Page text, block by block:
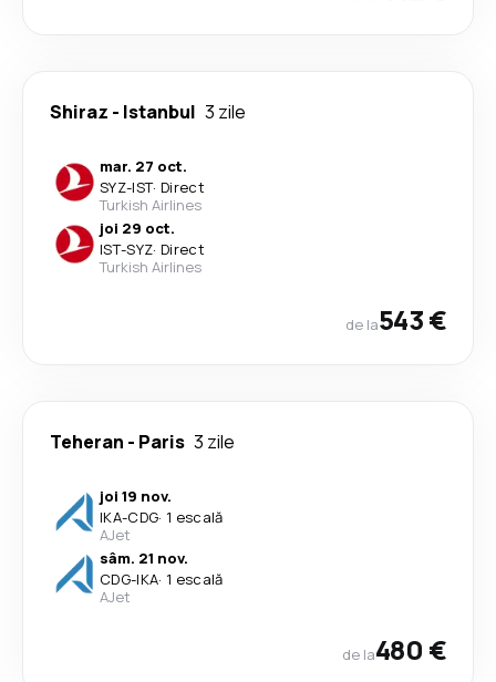
Shiraz - Istanbul 3 zile
mar. 27 oct.
SYZ-IST· Direct
Turkish Airlines
joi 29 oct.
IST-SYZ· Direct
Turkish Airlines
de la543 €
Teheran - Paris 3 zile
joi 19 nov.
IKA-CDG· 1 escală
AJet
sâm. 21 nov.
CDG-IKA· 1 escală
AJet
de la480 €